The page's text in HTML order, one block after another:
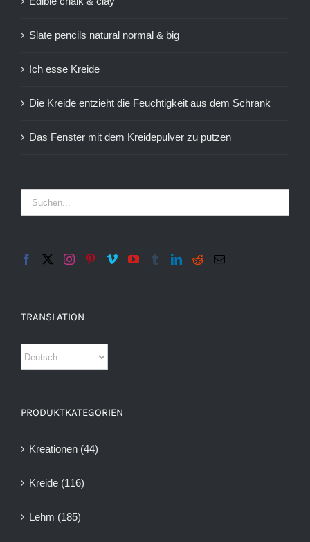
Slate pencils natural normal & big
Ich esse Kreide
Die Kreide entzieht die Feuchtigkeit aus dem Schrank
Das Fenster mit dem Kreidepulver zu putzen
TRANSLATION
PRODUKTKATEGORIEN
Kreationen (44)
Kreide (116)
Lehm (185)